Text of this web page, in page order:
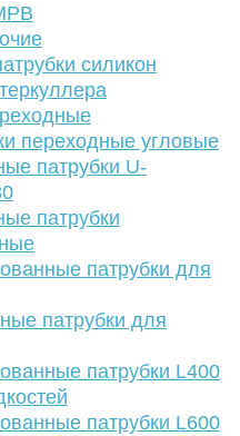
силикон
переходные угловые
патрубки U-
патрубки
патрубки для
патрубки для
патрубки L400
патрубки L600